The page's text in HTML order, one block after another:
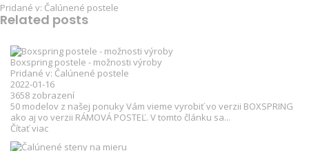
Pridané v: Čalúnené postele
Related posts
Boxspring postele - možnosti výroby
Pridané v: Čalúnené postele
2022-01-16
3658 zobrazení
50 modelov z našej ponuky Vám vieme vyrobiť vo verzii BOXSPRING
ako aj vo verzii RÁMOVÁ POSTEĽ. V tomto článku sa...
Čítať viac